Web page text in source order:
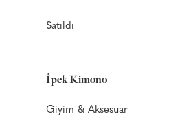
Satıldı
İpek Kimono
Giyim & Aksesuar